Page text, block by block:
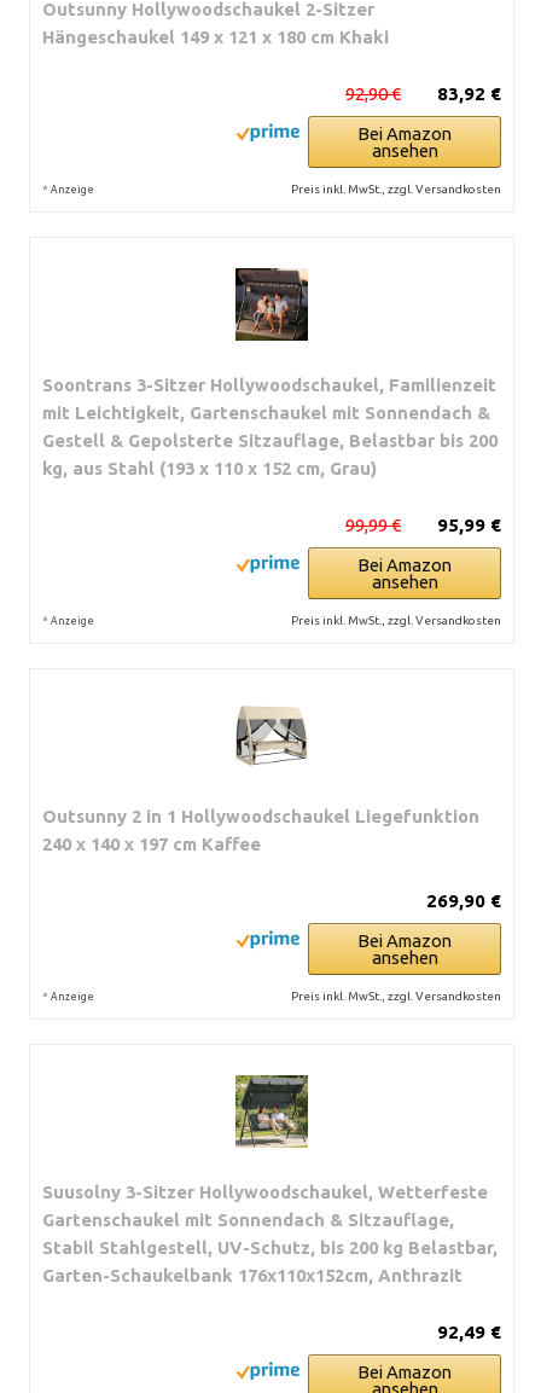
Outsunny Hollywoodschaukel 2-Sitzer
Hängeschaukel 149 x 121 x 180 cm Khaki
83,92 €
92,90 €
Bei Amazon
ansehen
* Anzeige Preis inkl. MwSt., zzgl. Versandkosten
Soontrans 3-Sitzer Hollywoodschaukel, Familienzeit
mit Leichtigkeit, Gartenschaukel mit Sonnendach &
Gestell & Gepolsterte Sitzauflage, Belastbar bis 200
kg, aus Stahl (193 x 110 x 152 cm, Grau)
95,99 €
99,99 €
Bei Amazon
ansehen
* Anzeige Preis inkl. MwSt., zzgl. Versandkosten
Outsunny 2 in 1 Hollywoodschaukel Liegefunktion
240 x 140 x 197 cm Kaffee
269,90 €
Bei Amazon
ansehen
* Anzeige Preis inkl. MwSt., zzgl. Versandkosten
Suusolny 3-Sitzer Hollywoodschaukel, Wetterfeste
Gartenschaukel mit Sonnendach & Sitzauflage,
Stabil Stahlgestell, UV-Schutz, bis 200 kg Belastbar,
Garten-Schaukelbank 176x110x152cm, Anthrazit
92,49 €
Bei Amazon
ansehen